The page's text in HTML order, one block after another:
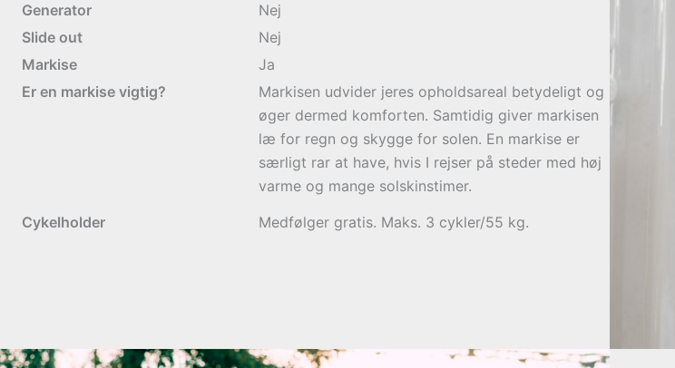
Generator
Nej
Slide out
Nej
Markise
Ja
Er en markise vigtig?
Markisen udvider jeres opholdsareal betydeligt og
øger dermed komforten. Samtidig giver markisen
læ for regn og skygge for solen. En markise er
særligt rar at have, hvis I rejser på steder med høj
varme og mange solskinstimer.
Cykelholder
Medfølger gratis. Maks. 3 cykler/55 kg.